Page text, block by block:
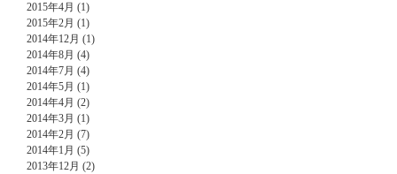
2015年4月 (1)
2015年2月 (1)
2014年12月 (1)
2014年8月 (4)
2014年7月 (4)
2014年5月 (1)
2014年4月 (2)
2014年3月 (1)
2014年2月 (7)
2014年1月 (5)
2013年12月 (2)